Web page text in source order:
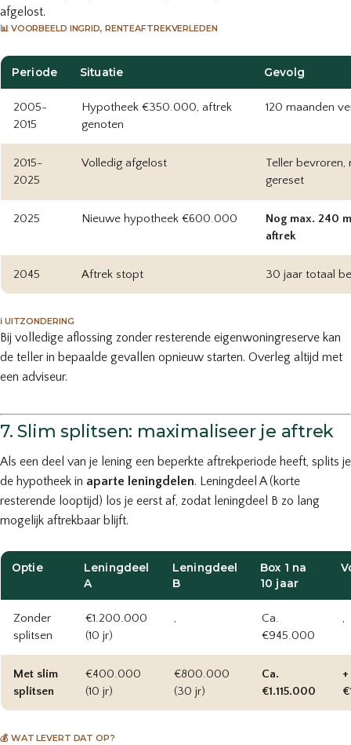
afgelost.
📊 VOORBEELD INGRID, RENTEAFTREKVERLEDEN
Periode Situatie Gevolg
2005-
2015
Hypotheek €350.000, aftrek
genoten
120 maanden
2015-
2025
Volledig afgelost
Teller bevroren,
gereset
2025 Nieuwe hypotheek €600.000
Nog max. 240
aftrek
2045 Aftrek stopt 30 jaar totaal
ℹ️ UITZONDERING
Bij volledige aflossing zonder resterende eigenwoningreserve kan
de teller in bepaalde gevallen opnieuw starten. Overleg altijd met
een adviseur.
7. Slim splitsen: maximaliseer je aftrek
Als een deel van je lening een beperkte aftrekperiode heeft, splits je
de hypotheek in aparte leningdelen. Leningdeel A (korte
resterende looptijd) los je eerst af, zodat leningdeel B zo lang
mogelijk aftrekbaar blijft.
Optie
Leningdeel
A
Leningdeel
B
Box 1 na
10 jaar
Zonder
splitsen
€1.200.000
(10 jr)
,
Ca.
€945.000
,
Met slim
splitsen
€400.000
(10 jr)
€800.000
(30 jr)
Ca.
€1.115.000
+
💰 WAT LEVERT DAT OP?